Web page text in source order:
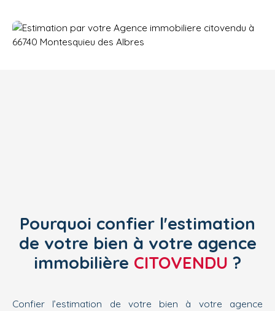
Pourquoi confier l'estimation
de votre bien à votre agence
immobilière CITOVENDU ?
Confier l’estimation de votre bien à votre agence